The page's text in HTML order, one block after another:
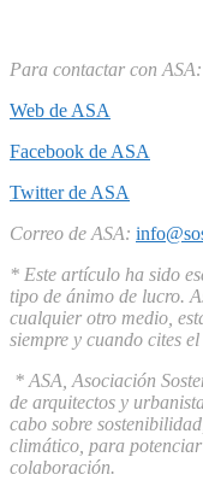
Para contactar con ASA:
Web de ASA
Facebook de ASA
Twitter de ASA
Correo de ASA:
* Este artículo ha sido
tipo de ánimo de lucro.
cualquier otro medio,
siempre y cuando cites
* ASA, Asociación
de arquitectos y
cabo sobre
climático, para
colaboración.